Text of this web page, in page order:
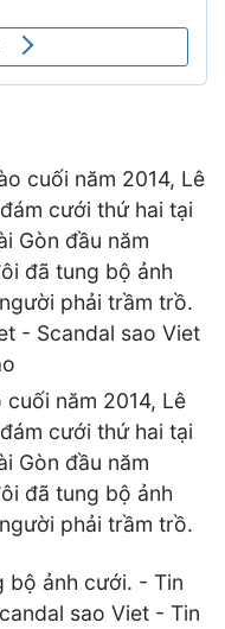
năm 2014, Lê
cưới thứ hai tại
Gòn đầu năm
đã tung bộ ảnh
phải trầm trồ.